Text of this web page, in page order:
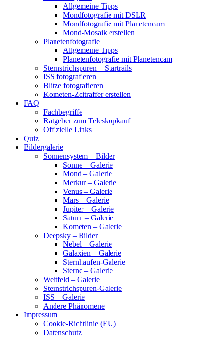
Allgemeine Tipps
Mondfotografie mit DSLR
Mondfotografie mit Planetencam
Mond-Mosaik erstellen
Planetenfotografie
Allgemeine Tipps
Planetenfotografie mit Planetencam
Sternstrichspuren – Startrails
ISS fotografieren
Blitze fotografieren
Kometen-Zeitraffer erstellen
FAQ
Fachbegriffe
Ratgeber zum Teleskopkauf
Offizielle Links
Quiz
Bildergalerie
Sonnensystem – Bilder
Sonne – Galerie
Mond – Galerie
Merkur – Galerie
Venus – Galerie
Mars – Galerie
Jupiter – Galerie
Saturn – Galerie
Kometen – Galerie
Deepsky – Bilder
Nebel – Galerie
Galaxien – Galerie
Sternhaufen-Galerie
Sterne – Galerie
Weitfeld – Galerie
Sternstrichspuren-Galerie
ISS – Galerie
Andere Phänomene
Impressum
Cookie-Richtlinie (EU)
Datenschutz